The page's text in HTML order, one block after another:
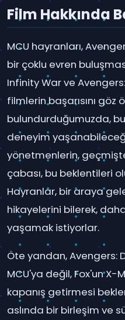
Film Hakkında
MCU hayranları,
bir çoklu evren
Infinity War ve
filmlerin başarısını göz
bulundurduğumuzda,
deneyim
yönetmenlerin,
çabası, bu beklentileri
Hayranlar, bir araya
hikayelerini bilerek,
yaşamak istiyorlar.
Öte yandan, Avengers:
MCU'ya değil, Fox'un
kapanış getirmesi
aslında bir birleşim ve